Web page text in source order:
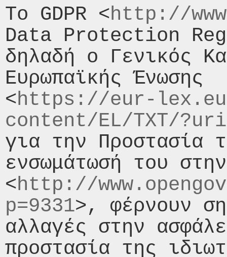
Το GDPR <http://
Data Protection
δηλαδή ο Γενικός
Ευρωπαϊκής Ένωσης
<https://eur-
content/EL/TXT/
για την Προστασία
ενσωμάτωσή του
<http://
p=9331>, φέρνουν
αλλαγές στην
προστασία της